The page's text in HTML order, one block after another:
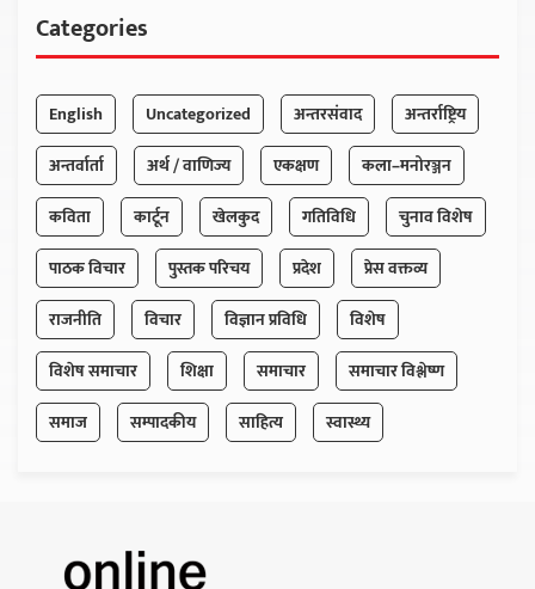
Categories
English Uncategorized अन्तरसंवाद
अन्तर्राष्ट्रिय
अन्तर्वार्ता
अर्थ / वाणिज्य एकक्षण
कला–मनोरञ्जन
कविता
कार्टून खेलकुद गतिविधि
चुनाव विशेष
पाठक विचार
पुस्तक परिचय प्रदेश
प्रेस वक्तव्य
राजनीति
विचार विज्ञान प्रविधि
विशेष
विशेष समाचार
शिक्षा समाचार
समाचार विश्लेष्ण
समाज
सम्पादकीय साहित्य स्वास्थ्य